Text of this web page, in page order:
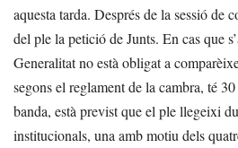
aquesta tarda. Després de la sessió de
del ple la petició de Junts. En cas que
Generalitat no està obligat a
segons el reglament de la cambra, té
banda, està previst que el ple llegeixi
institucionals, una amb motiu dels